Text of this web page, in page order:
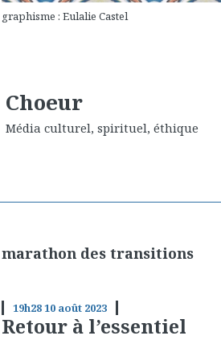
graphisme : Eulalie Castel
Choeur
Média culturel, spirituel, éthique
marathon des transitions
19h2810 août 2023
Retour à l’essentiel